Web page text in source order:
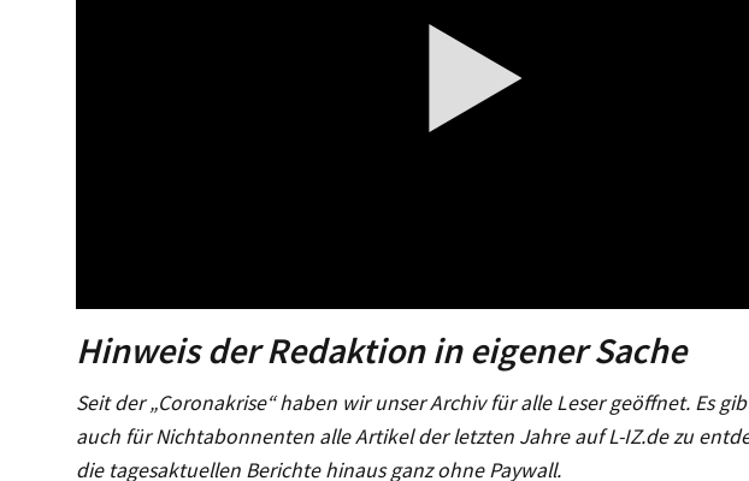
Hinweis der Redaktion in eigener Sache
Seit der „Coronakrise“ haben wir unser Archiv für alle Leser geöffnet. Es
auch für Nichtabonnenten alle Artikel der letzten Jahre auf L-IZ.de zu
die tagesaktuellen Berichte hinaus ganz ohne Paywall.